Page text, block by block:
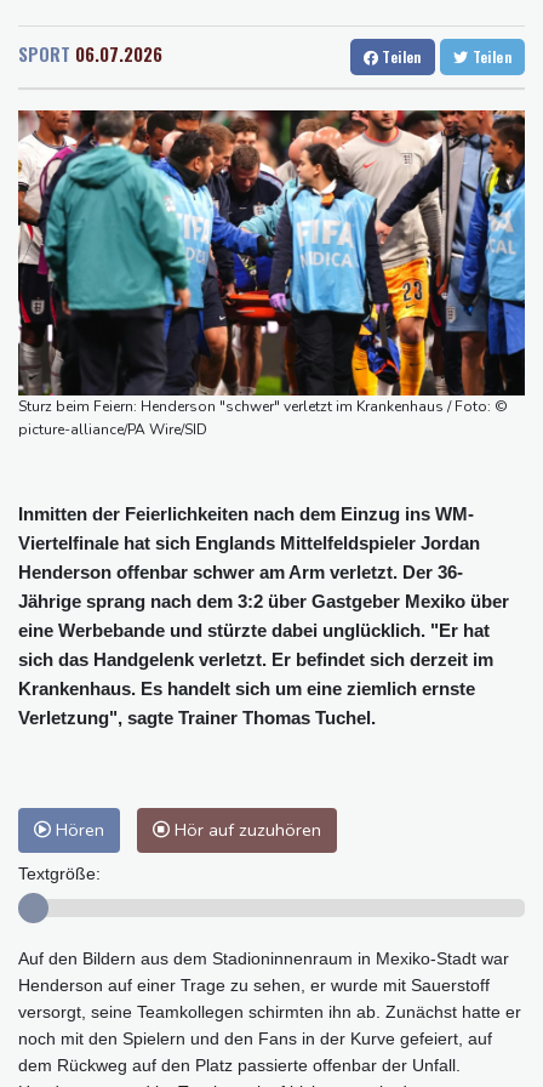
Dresden
Wien
25 °C
Baden-Baden
24 °C
Selenskyj warnt vor Folgen russischer Angriffe - Vucic für
Sieg auf der längsten Etappe: Vollering übernimmt
Gesamtführung
Drohne explodiert an der Grenze zwischen Rumänien und
Bulgarien nahe Gaspipeline
Lionel Messi trauert um seinen Vater
Absturz von Ultraleichtflugzeug: 72-jähriger Pilot stirbt in Baden-
Württemberg
Selenskyj warnt in Belgrad vor Folgen russischer Angriffe für
den Winter
SPORT 06.07.2026 Teilen Teilen
Sturz beim Feiern: Henderson "schwer" verletzt im Krankenhaus / Foto: ©
picture-alliance/PA Wire/SID
Inmitten der Feierlichkeiten nach dem Einzug ins WM-
Viertelfinale hat sich Englands Mittelfeldspieler Jordan
Henderson offenbar schwer am Arm verletzt. Der 36-
Jährige sprang nach dem 3:2 über Gastgeber Mexiko über
eine Werbebande und stürzte dabei unglücklich. "Er hat
sich das Handgelenk verletzt. Er befindet sich derzeit im
Krankenhaus. Es handelt sich um eine ziemlich ernste
Verletzung", sagte Trainer Thomas Tuchel.
Hören Hör auf zuzuhören
Textgröße:
Auf den Bildern aus dem Stadioninnenraum in Mexiko-Stadt war
Henderson auf einer Trage zu sehen, er wurde mit Sauerstoff
versorgt, seine Teamkollegen schirmten ihn ab. Zunächst hatte er
noch mit den Spielern und den Fans in der Kurve gefeiert, auf
dem Rückweg auf den Platz passierte offenbar der Unfall.